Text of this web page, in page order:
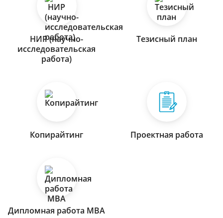
НИР (научно-
исследовательская
работа)
Тезисный план
Копирайтинг Проектная работа
Дипломная работа МВА